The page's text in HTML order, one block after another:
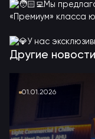
Мы
«Премиум» класса
У нас
Другие новости
01.01.2026